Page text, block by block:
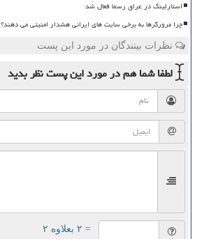
استارلینک در عراق رسما فعال شد
چرا مرورگرها به برخی سایت های ایرانی هشدار امنیتی می دهند؟
نظرات بینندگان در مورد این پست
لطفا شما همدر مورد این پستنظر بدید
= ۲ بعلاوه ۲